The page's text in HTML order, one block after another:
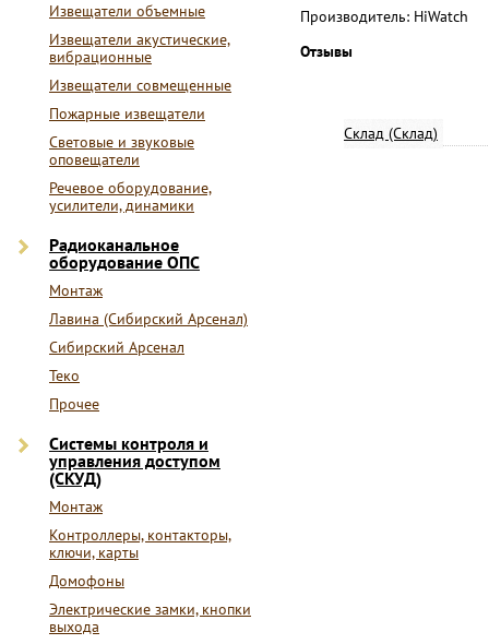
Извещатели объемные
Извещатели акустические,
вибрационные
Извещатели совмещенные
Пожарные извещатели
Световые и звуковые
оповещатели
Речевое оборудование,
усилители, динамики
Радиоканальное
оборудование ОПС
Монтаж
Лавина (Сибирский Арсенал)
Сибирский Арсенал
Теко
Прочее
Системы контроля и
управления доступом
(СКУД)
Монтаж
Контроллеры, контакторы,
ключи, карты
Домофоны
Электрические замки, кнопки
выхода
Производитель: HiWatch
Отзывы
Склад (Склад)